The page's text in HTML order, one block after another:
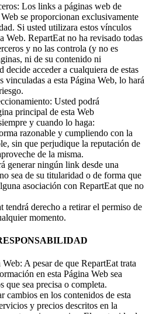
Los links a páginas web de
se proporcionan exclusivamente
Si usted utilizara estos vínculos
Web. RepartEat no ha revisado todas
y no las controla (y no es
ni de su contenido ni
acceder a cualquiera de estas
vinculadas a esta Página Web, lo hará
Usted podrá
principal de esta Web
y cuando lo haga:
razonable y cumpliendo con la
sin que perjudique la reputación de
de la misma.
generar ningún link desde una
sea de su titularidad o de forma que
asociación con RepartEat que no
tendrá derecho a retirar el permiso de
momento.
A pesar de que RepartEat trata
en esta Página Web sea
que sea precisa o completa.
cambios en los contenidos de esta
y precios descritos en la